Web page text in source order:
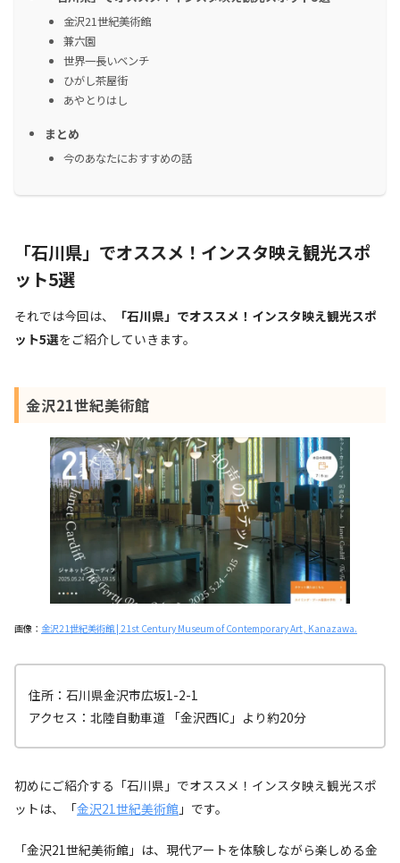
金沢21世紀美術館
兼六園
世界一長いベンチ
ひがし茶屋街
あやとりはし
まとめ
今のあなたにおすすめの話
「石川県」でオススメ！インスタ映え観光スポ
ット5選
それでは今回は、
「石川県」でオススメ！インスタ映え観光スポ
ット5選をご紹介していきます。
金沢21世紀美術館
画像： 金沢21世紀美術館 | 21st Century Museum of Contemporary Art, Kanazawa.
住所：石川県金沢市広坂1-2-1
アクセス：北陸自動車道 「金沢西IC」より約20分
初めにご紹介する「石川県」でオススメ！インスタ映え観光スポ
ットは、「金沢21世紀美術館 」です。
「金沢21世紀美術館」は、現代アートを体験しながら楽しめる金